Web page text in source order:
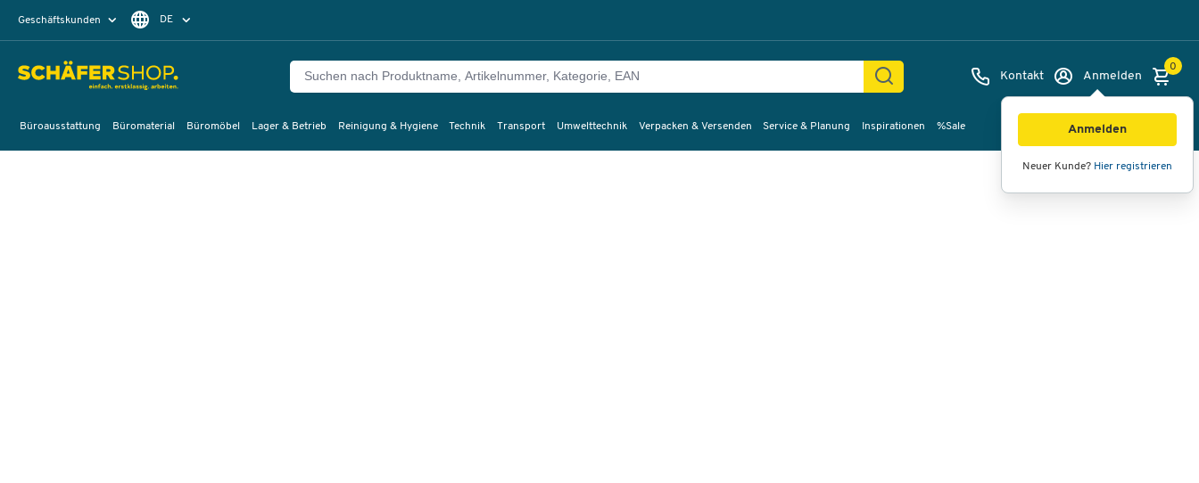
Geschäftskunden DE
Kontakt Anmelden
Anmelden
Neuer Kunde? Hier registrieren
0
Büroausstattung Büromaterial Büromöbel Lager & Betrieb Reinigung & Hygiene Technik Transport Umwelttechnik Verpacken & Versenden Service & Planung Inspirationen %Sale
Bilder Videos 360°-Ansicht